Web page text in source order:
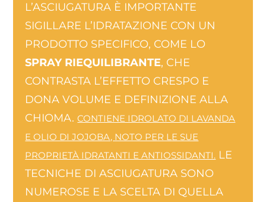
L’ASCIUGATURA È IMPORTANTE
SIGILLARE L’IDRATAZIONE CON UN
PRODOTTO SPECIFICO, COME LO
SPRAY RIEQUILIBRANTE, CHE
CONTRASTA L’EFFETTO CRESPO E
DONA VOLUME E DEFINIZIONE ALLA
CHIOMA.CONTIENE IDROLATO DI LAVANDA
E OLIO DI JOJOBA, NOTO PER LE SUE
PROPRIETÀ IDRATANTI E ANTIOSSIDANTI. LE
TECNICHE DI ASCIUGATURA SONO
NUMEROSE E LA SCELTA DI QUELLA